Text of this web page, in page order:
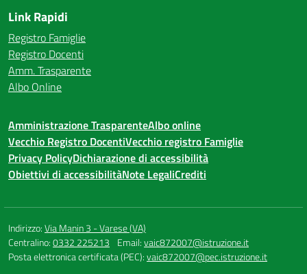
Link Rapidi
Registro Famiglie
Registro Docenti
Amm. Trasparente
Albo Online
Amministrazione TrasparenteAlbo online
Vecchio Registro DocentiVecchio registro Famiglie
Privacy PolicyDichiarazione di accessibilità
Obiettivi di accessibilitàNote LegaliCrediti
Indirizzo:Via Manin 3 - Varese (VA)
Centralino:0332 225213 Email:vaic872007@istruzione.it
Posta elettronica certificata (PEC):vaic872007@pec.istruzione.it